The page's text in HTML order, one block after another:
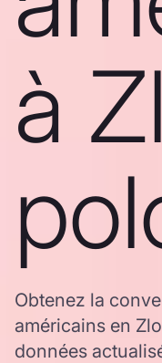
à
Obtenez la
américains en
données